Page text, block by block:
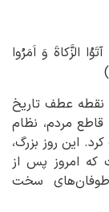
الزَّکاةَ وَ اَمَرُوا
و نقطه عطف تاریخ
مردم، نظام
این روز بزرگ،
که امروز پس از
سخت